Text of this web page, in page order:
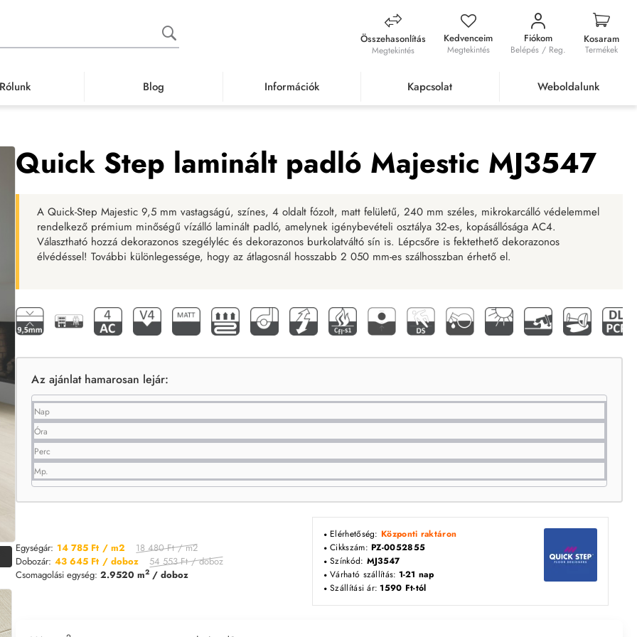
Összehasonlítás
Megtekintés
Kedvenceim
Megtekintés
Fiókom
Belépés / Reg.
Kosaram
Termékek
Rólunk Blog Információk Kapcsolat Weboldalunk
Famintás vízálló laminált padló Quick Step laminált padló Majestic MJ3547
Quick Step laminált padló Majestic MJ3547
A Quick-Step Majestic 9,5 mm vastagságú, színes, 4 oldalt fózolt, matt felületű, 240 mm széles, mikrokarcálló védelemmel
rendelkező prémium minőségű vízálló laminált padló, amelynek igénybevételi osztálya 32-es, kopásállósága AC4.
Választható hozzá dekorazonos szegélyléc és dekorazonos burkolatváltó sín is. Lépcsőre is fektethető dekorazonos
élvédéssel! További különlegessége, hogy az átlagosnál hosszabb 2 050 mm-es szálhosszban érhető el.
Az ajánlat hamarosan lejár:
Nap
Óra
Perc
Mp.
Egységár: 14 785 Ft / m2 18 480 Ft / m2
Dobozár: 43 645 Ft / doboz 54 553 Ft / doboz
Csomagolási egység:2.9520 m2 / doboz
Elérhetőség:Központi raktáron
Cikkszám:PZ-0052855
Színkód: MJ3547
Várható szállítás: 1-21 nap
Szállítási ár: 1590 Ft-tól